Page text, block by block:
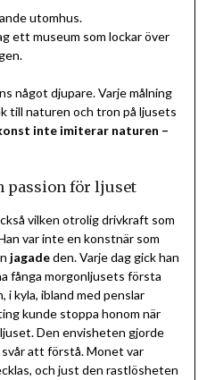
utomhus.
ett museum som lockar över
något djupare. Varje målning
till naturen och tron på ljusets
inte imiterar naturen –
passion för ljuset
vilken otrolig drivkraft som
var inte en konstnär som
jagadeden. Varje dag gick han
fånga morgonljusets första
i kyla, ibland med penslar
kunde stoppa honom när
Den envisheten gjorde
att förstå. Monet var
och just den rastlösheten